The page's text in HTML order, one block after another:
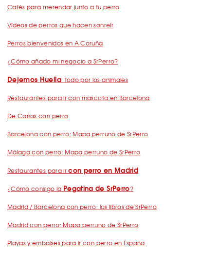
Cafés para merendar junto a tu perro
Vídeos de perros que hacen sonreír
Perros bienvenidos en A Coruña
¿Cómo añado mi negocio a SrPerro?
Dejemos Huella: todo por los animales
Restaurantes para ir con mascota en Barcelona
De Cañas con perro
Barcelona con perro: Mapa perruno de SrPerro
Málaga con perro: Mapa perruno de SrPerro
Restaurantes para ircon perro en Madrid
¿Cómo consigo la Pegatina de SrPerro?
Madrid / Barcelona con perro: los libros de SrPerro
Madrid con perro: Mapa perruno de SrPerro
Playas y embalses para ir con perro en España